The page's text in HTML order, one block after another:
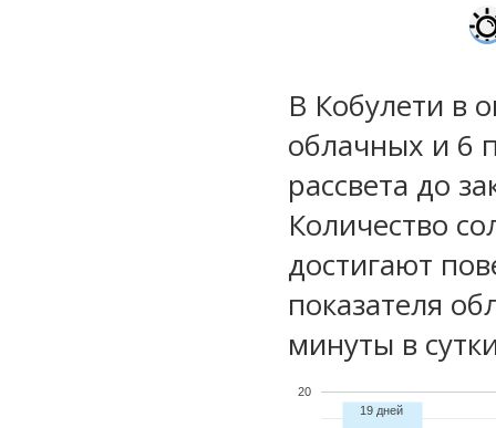
В Кобулети в
облачных и 6
рассвета до
Количество
достигают
показателя
минуты в
20
19 дней